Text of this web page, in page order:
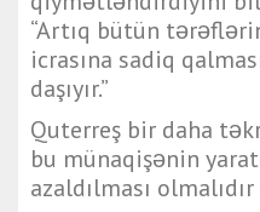
“Artıq bütün
icrasına sadiq
daşıyır.”
Quterreş bir daha
bu münaqişənin
azaldılması